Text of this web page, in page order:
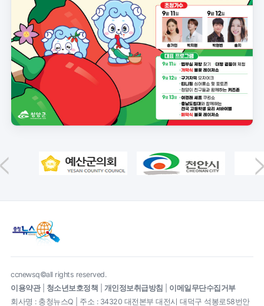
ccnewsq©all rights reserved.
이용약관| 청소년보호정책 개인정보취급방침
이메일무단수집거부
회사명 : 충청뉴스Q | 주소 : 34320 대전본부 대전시 대덕구 석봉로58번안